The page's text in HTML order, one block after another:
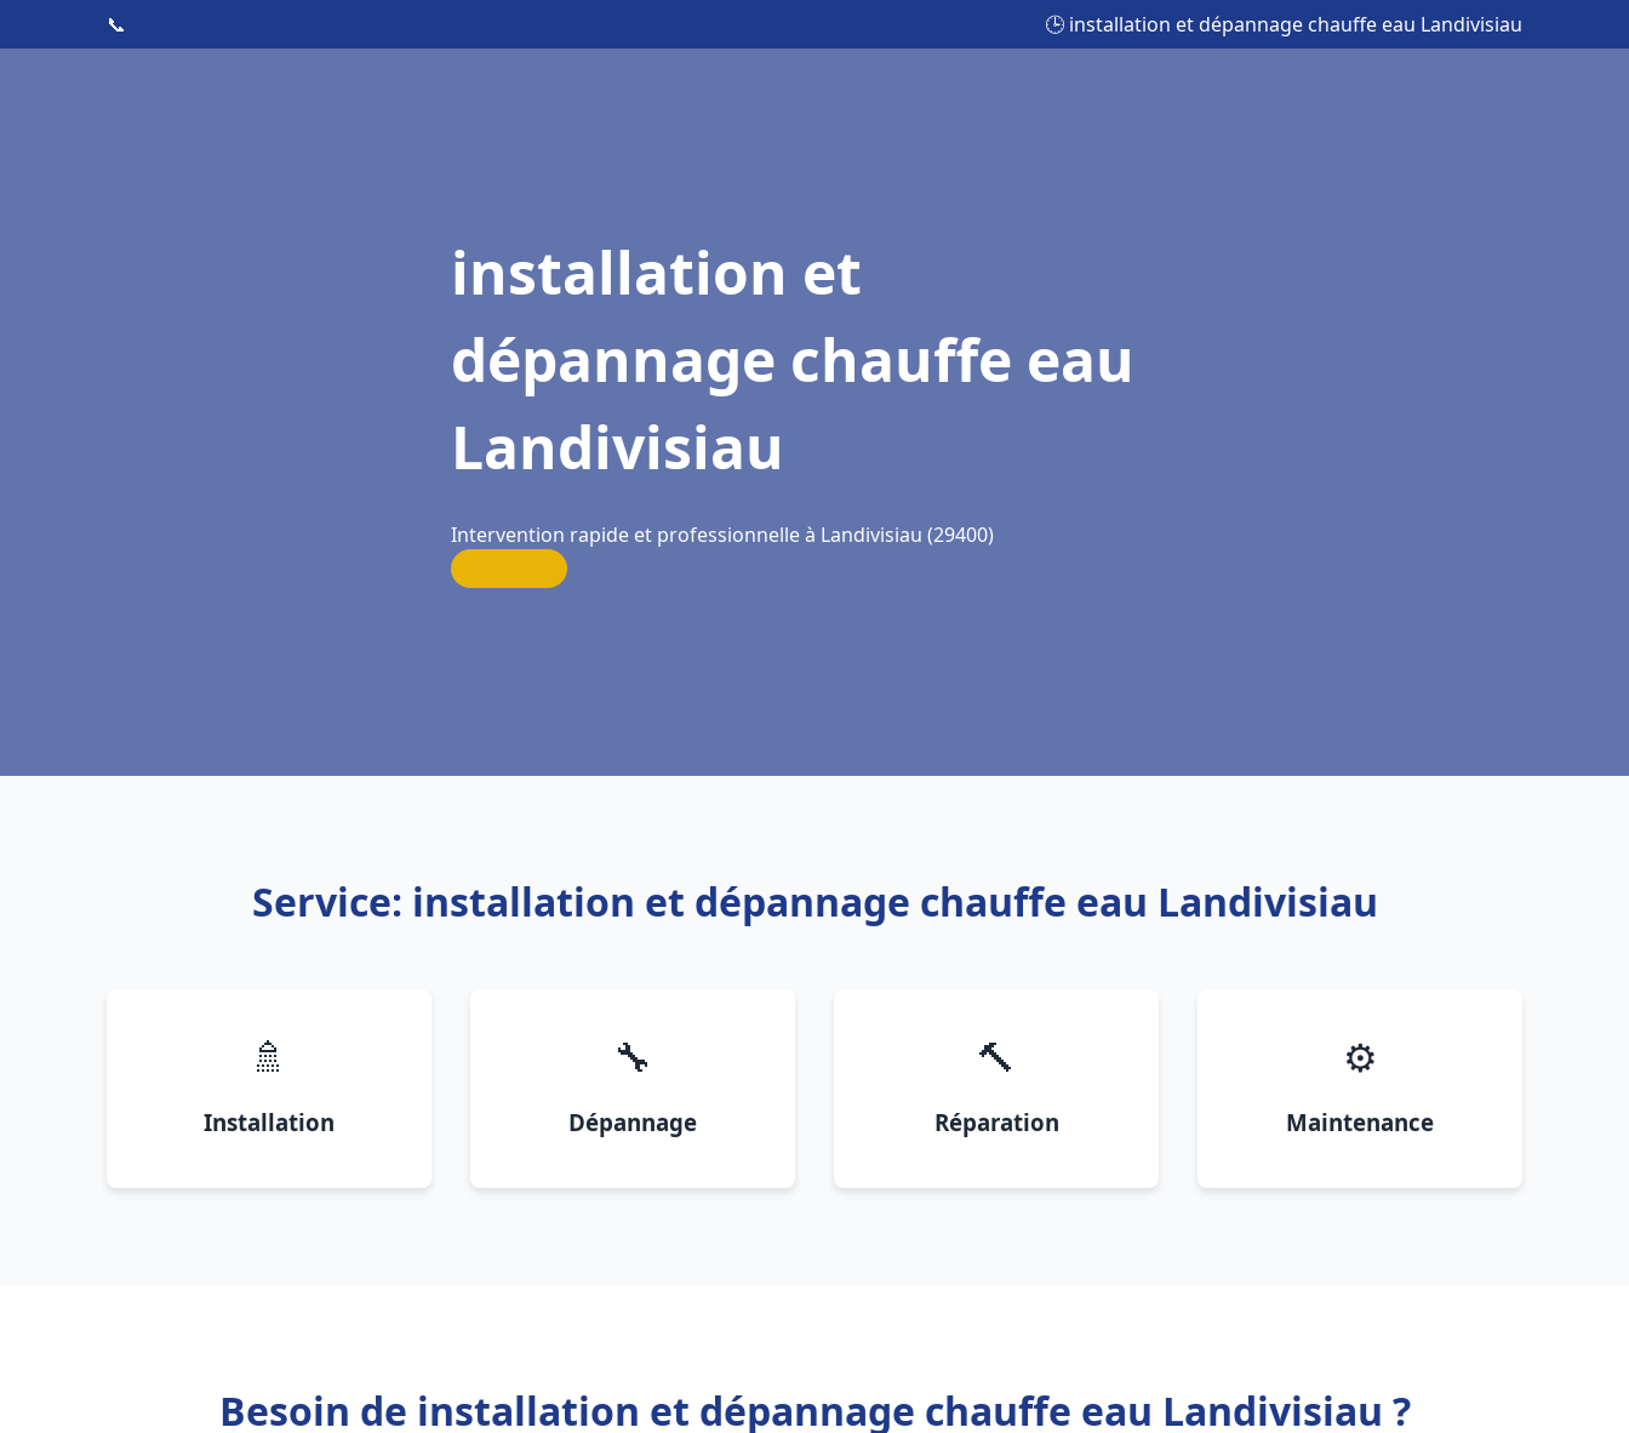
📞 🕒 installation et dépannage chauffe eau Landivisiau
installation et
dépannage chauffe eau
Landivisiau
Intervention rapide et professionnelle à Landivisiau (29400)
Service: installation et dépannage chauffe eau Landivisiau
🚿
Installation
🔧
Dépannage
🔨
Réparation
⚙️
Maintenance
Besoin de installation et dépannage chauffe eau Landivisiau ?